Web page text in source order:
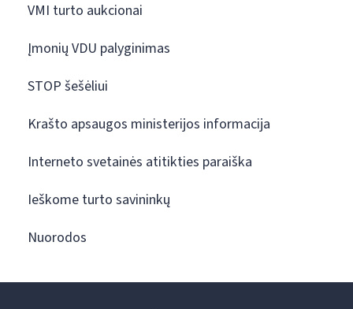
VMI turto aukcionai
Įmonių VDU palyginimas
STOP šešėliui
Krašto apsaugos ministerijos informacija
Interneto svetainės atitikties paraiška
Ieškome turto savininkų
Nuorodos